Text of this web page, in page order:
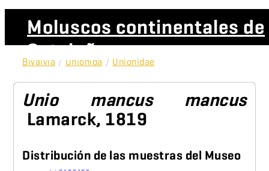
Moluscos continentales de
Cataluña
Bivalvia / Unionida / Unionidae
Unio mancus mancus
Lamarck, 1819
Distribución de las muestras del Museo